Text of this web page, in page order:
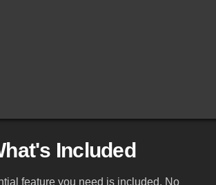
Included
feature you need is included. No